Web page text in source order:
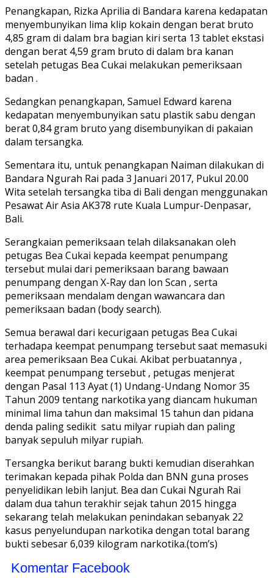
Penangkapan, Rizka Aprilia di Bandara karena kedapatan
menyembunyikan lima klip kokain dengan berat bruto
4,85 gram di dalam bra bagian kiri serta 13 tablet ekstasi
dengan berat 4,59 gram bruto di dalam bra kanan
setelah petugas Bea Cukai melakukan pemeriksaan
badan .
Sedangkan penangkapan, Samuel Edward karena
kedapatan menyembunyikan satu plastik sabu dengan
berat 0,84 gram bruto yang disembunyikan di pakaian
dalam tersangka.
Sementara itu, untuk penangkapan Naiman dilakukan di
Bandara Ngurah Rai pada 3 Januari 2017, Pukul 20.00
Wita setelah tersangka tiba di Bali dengan menggunakan
Pesawat Air Asia AK378 rute Kuala Lumpur-Denpasar,
Bali.
Serangkaian pemeriksaan telah dilaksanakan oleh
petugas Bea Cukai kepada keempat penumpang
tersebut mulai dari pemeriksaan barang bawaan
penumpang dengan X-Ray dan lon Scan , serta
pemeriksaan mendalam dengan wawancara dan
pemeriksaan badan (body search).
Semua berawal dari kecurigaan petugas Bea Cukai
terhadapa keempat penumpang tersebut saat memasuki
area pemeriksaan Bea Cukai. Akibat perbuatannya ,
keempat penumpang tersebut , petugas menjerat
dengan Pasal 113 Ayat (1) Undang-Undang Nomor 35
Tahun 2009 tentang narkotika yang diancam hukuman
minimal lima tahun dan maksimal 15 tahun dan pidana
denda paling sedikit satu milyar rupiah dan paling
banyak sepuluh milyar rupiah.
Tersangka berikut barang bukti kemudian diserahkan
terimakan kepada pihak Polda dan BNN guna proses
penyelidikan lebih lanjut. Bea dan Cukai Ngurah Rai
dalam dua tahun terakhir sejak tahun 2015 hingga
sekarang telah melakukan penindakan sebanyak 22
kasus penyelundupan narkotika dengan total barang
bukti sebesar 6,039 kilogram narkotika.(tom’s)
Komentar Facebook